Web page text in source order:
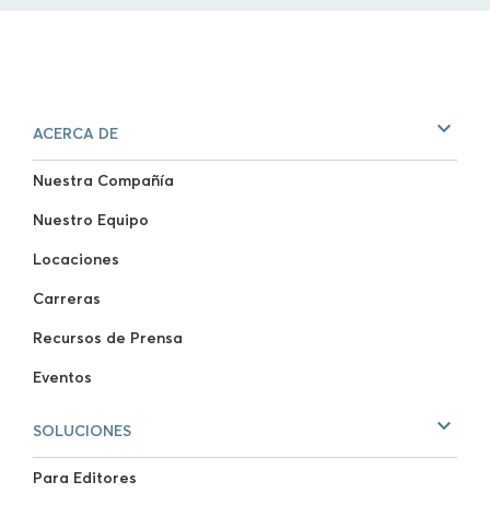
ACERCA DE
Nuestra Compañía
Nuestro Equipo
Locaciones
Carreras
Recursos de Prensa
Eventos
SOLUCIONES
Para Editores